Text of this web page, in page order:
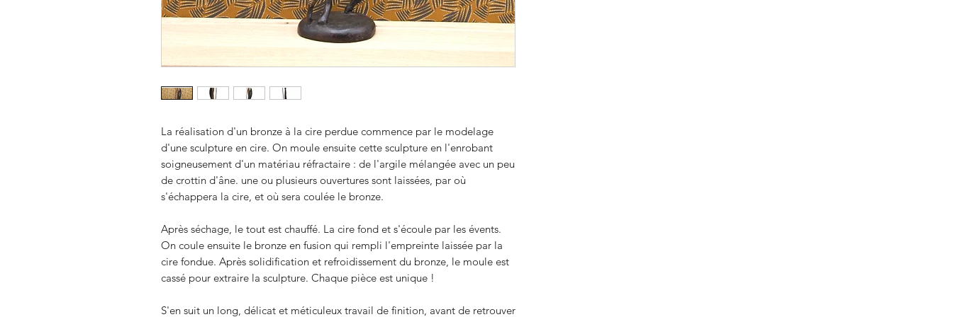
La réalisation d'un bronze à la cire perdue commence par le modelage
d'une sculpture en cire. On moule ensuite cette sculpture en l'enrobant
soigneusement d'un matériau réfractaire : de l'argile mélangée avec un peu
de crottin d'âne. une ou plusieurs ouvertures sont laissées, par où
s'échappera la cire, et où sera coulée le bronze.
Après séchage, le tout est chauffé. La cire fond et s'écoule par les évents.
On coule ensuite le bronze en fusion qui rempli l'empreinte laissée par la
cire fondue. Après solidification et refroidissement du bronze, le moule est
cassé pour extraire la sculpture. Chaque pièce est unique !
S'en suit un long, délicat et méticuleux travail de finition, avant de retrouver